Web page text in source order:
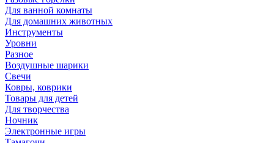
Для ванной комнаты
Для домашних животных
Инструменты
Уровни
Разное
Воздушные шарики
Свечи
Ковры, коврики
Товары для детей
Для творчества
Ночник
Электронные игры